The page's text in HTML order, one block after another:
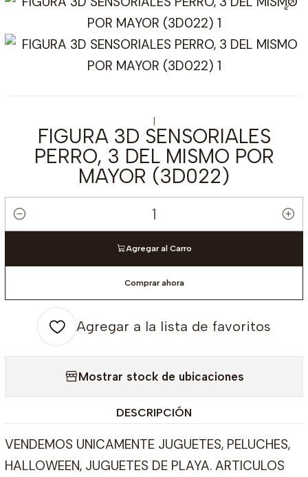
|
FIGURA 3D SENSORIALES
PERRO, 3 DEL MISMO POR
MAYOR (3D022)
Cantidad
Agregar al Carro
Comprar ahora
Agregar a la lista de favoritos
Mostrar stock de ubicaciones
DESCRIPCIÓN
VENDEMOS UNICAMENTE JUGUETES, PELUCHES,
HALLOWEEN, JUGUETES DE PLAYA. ARTICULOS